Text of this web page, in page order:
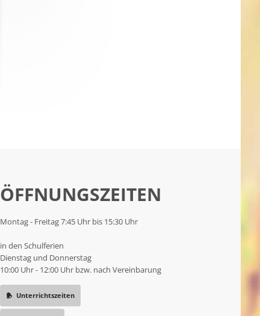
ÖFFNUNGSZEITEN
Montag - Freitag 7:45 Uhr bis 15:30 Uhr
in den Schulferien
Dienstag und Donnerstag
10:00 Uhr - 12:00 Uhr bzw. nach Vereinbarung
Unterrichtszeiten